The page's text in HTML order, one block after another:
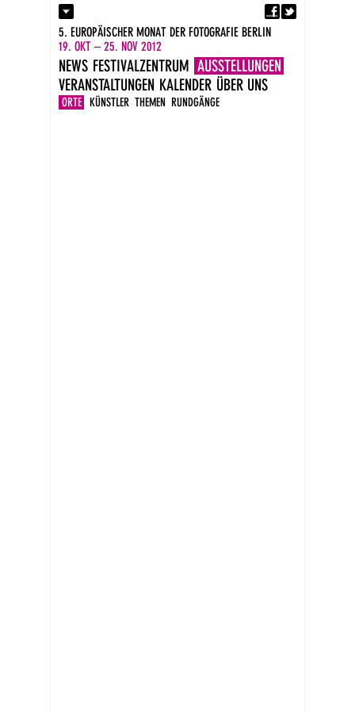
Kontakt
Presse
Impressum
DE
EN
5. EUROPÄISCHER MONAT DER FOTOGRAFIE BERLIN
19. OKT – 25. NOV 2012
NEWS FESTIVALZENTRUM AUSSTELLUNGEN
ORTE KÜNSTLER THEMEN RUNDGÄNGE
VERANSTALTUNGEN KALENDER ÜBER UNS